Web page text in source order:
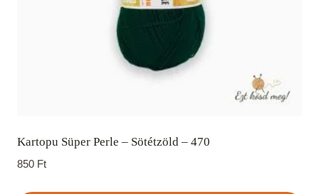
Kartopu Süper Perle – Sötétzöld – 470
850 Ft